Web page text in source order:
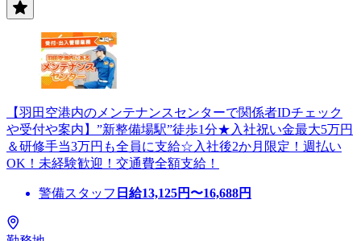
【羽田空港内のメンテナンスセンターで関係者IDチェック
や受付や案内】”新整備場駅”徒歩1分★入社祝い金最大5万円
＆研修手当3万円も全員に支給☆入社後2か月限定！週払い
OK！未経験歓迎！交通費全額支給！
警備スタッフ 日給13,125円〜16,688円